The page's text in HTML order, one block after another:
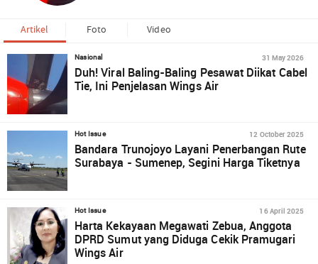
Artikel Foto Video
Nasional 31 May 2026
Duh! Viral Baling-Baling Pesawat Diikat Cabel
Tie, Ini Penjelasan Wings Air
Hot Issue 12 October 2025
Bandara Trunojoyo Layani Penerbangan Rute
Surabaya - Sumenep, Segini Harga Tiketnya
Hot Issue 16 April 2025
Harta Kekayaan Megawati Zebua, Anggota
DPRD Sumut yang Diduga Cekik Pramugari
Wings Air